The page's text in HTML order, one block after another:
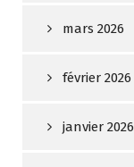
mars 2026
février 2026
janvier 2026